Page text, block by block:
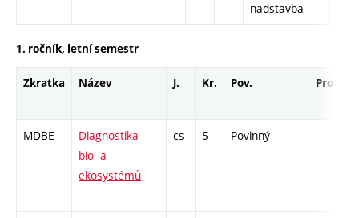
nadstavba
1. ročník, letní semestr
Zkratka Název J. Kr. Pov. Prof.
MDBE
Diagnostika
bio- a
ekosystémů
cs 5 Povinný -